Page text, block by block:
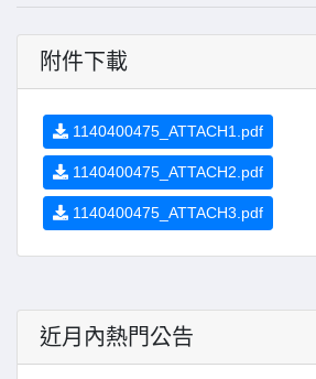
附件下載
1140400475_ATTACH1.pdf
1140400475_ATTACH2.pdf
1140400475_ATTACH3.pdf
近月內熱門公告